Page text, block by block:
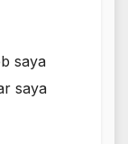
saya
saya